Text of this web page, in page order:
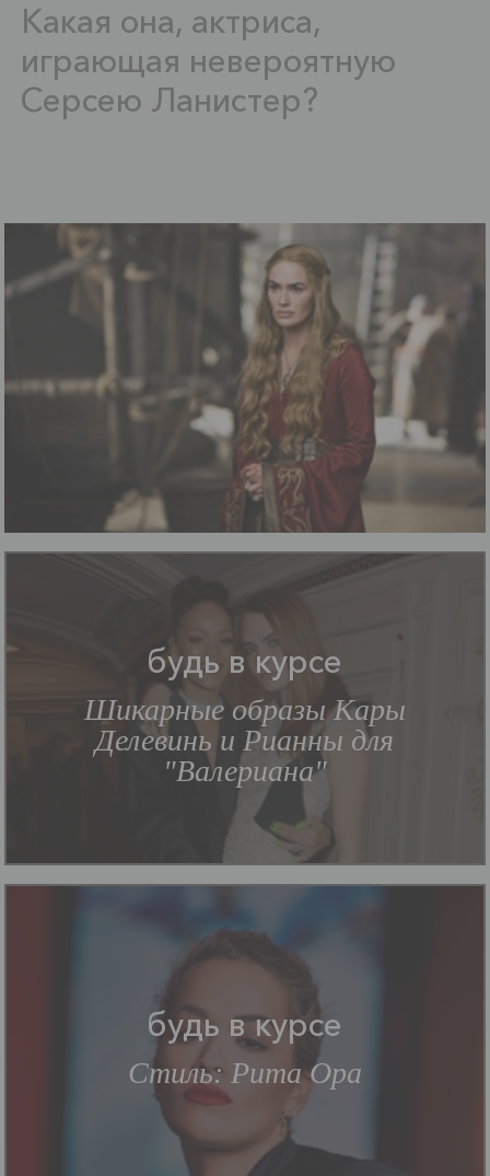
Какая она, актриса,
играющая невероятную
Серсею Ланистер?
будь в курсе
Шикарные образы Кары
Делевинь и Рианны для
"Валериана"
будь в курсе
Стиль: Рита Ора